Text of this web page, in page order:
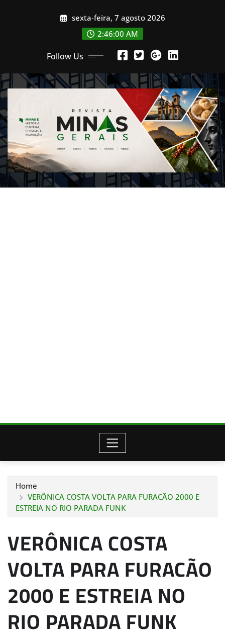
sexta-feira, 7 agosto 2026
2:46:02 AM
Follow Us
Home
VERÔNICA COSTA VOLTA PARA FURACÃO 2000 E
ESTREIA NO RIO PARADA FUNK
VERÔNICA COSTA
VOLTA PARA FURACÃO
2000 E ESTREIA NO
RIO PARADA FUNK